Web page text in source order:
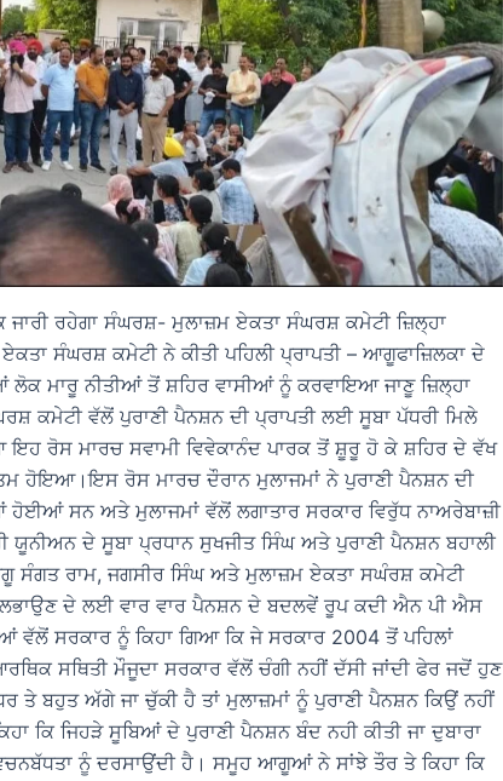
ਜਾਰੀ ਰਹੇਗਾ ਸੰਘਰਸ਼- ਮੁਲਾਜ਼ਮ ਏਕਤਾ ਸੰਘਰਸ਼ ਕਮੇਟੀ ਜ਼ਿਲ੍ਹਾ
ਸੰਘਰਸ਼ ਕਮੇਟੀ ਨੇ ਕੀਤੀ ਪਹਿਲੀ ਪ੍ਰਾਪਤੀ – ਆਗੂਫਾਜ਼ਿਲਕਾ ਦੇ
ਲੋਕ ਮਾਰੂ ਨੀਤੀਆਂ ਤੋਂ ਸ਼ਹਿਰ ਵਾਸੀਆਂ ਨੂੰ ਕਰਵਾਇਆ ਜਾਣੂ ਜ਼ਿਲ੍ਹਾ
ਕਮੇਟੀ ਵੱਲੋਂ ਪੁਰਾਣੀ ਪੈਨਸ਼ਨ ਦੀ ਪ੍ਰਾਪਤੀ ਲਈ ਸੂਬਾ ਪੱਧਰੀ ਮਿਲੇ
ਰੋਸ ਮਾਰਚ ਸਵਾਮੀ ਵਿਵੇਕਾਨੰਦ ਪਾਰਕ ਤੋਂ ਸ਼ੂਰੂ ਹੋ ਕੇ ਸ਼ਹਿਰ ਦੇ ਵੱਖ
ਹੋਇਆ।ਇਸ ਰੋਸ ਮਾਰਚ ਦੌਰਾਨ ਮੁਲਾਜਮਾਂ ਨੇ ਪੁਰਾਣੀ ਪੈਨਸ਼ਨ ਦੀ
ਸਨ ਅਤੇ ਮੁਲਾਜਮਾਂ ਵੱਲੋਂ ਲਗਾਤਾਰ ਸਰਕਾਰ ਵਿਰੁੱਧ ਨਾਅਰੇਬਾਜ਼ੀ
ਦੇ ਸੂਬਾ ਪ੍ਰਧਾਨ ਸੁਖਜੀਤ ਸਿੰਘ ਅਤੇ ਪੁਰਾਣੀ ਪੈਨਸ਼ਨ ਬਹਾਲੀ
ਸੰਗਤ ਰਾਮ, ਜਗਸੀਰ ਸਿੰਘ ਅਤੇ ਮੁਲਾਜ਼ਮ ਏਕਤਾ ਸਘੰਰਸ਼ ਕਮੇਟੀ
ਦੇ ਲਈ ਵਾਰ ਵਾਰ ਪੈਨਸ਼ਨ ਦੇ ਬਦਲਵੇਂ ਰੂਪ ਕਦੀ ਐਨ ਪੀ ਐਸ
ਸਰਕਾਰ ਨੂੰ ਕਿਹਾ ਗਿਆ ਕਿ ਜੇ ਸਰਕਾਰ 2004 ਤੋਂ ਪਹਿਲਾਂ
ਸਥਿਤੀ ਮੌਜੂਦਾ ਸਰਕਾਰ ਵੱਲੋਂ ਚੰਗੀ ਨਹੀਂ ਦੱਸੀ ਜਾਂਦੀ ਫੇਰ ਜਦੋਂ ਹੁਣ
ਤੇ ਬਹੁਤ ਅੱਗੇ ਜਾ ਚੁੱਕੀ ਹੈ ਤਾਂ ਮੁਲਾਜ਼ਮਾਂ ਨੂੰ ਪੁਰਾਣੀ ਪੈਨਸ਼ਨ ਕਿਉਂ ਨਹੀਂ
ਕਿ ਜਿਹੜੇ ਸੂਬਿਆਂ ਦੇ ਪੁਰਾਣੀ ਪੈਨਸ਼ਨ ਬੰਦ ਨਹੀ ਕੀਤੀ ਜਾ ਦੁਬਾਰਾ
ਨੂੰ ਦਰਸਾਉਂਦੀ ਹੈ। ਸਮੂਹ ਆਗੂਆਂ ਨੇ ਸਾਂਝੇ ਤੌਰ ਤੇ ਕਿਹਾ ਕਿ